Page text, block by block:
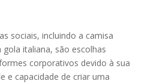
sociais, incluindo a camisa
gola italiana, são escolhas
corporativos devido à sua
e capacidade de criar uma